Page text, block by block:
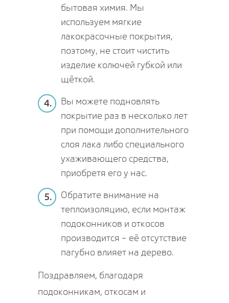
бытовая химия. Мы
используем мягкие
лакокрасочные покрытия,
поэтому, не стоит чистить
изделие колючей губкой или
щёткой.
4.
Вы можете подновлять
покрытие раз в несколько лет
при помощи дополнительного
слоя лака либо специального
ухаживающего средства,
приобретя его у нас.
5.
Обратите внимание на
теплоизоляцию, если монтаж
подоконников и откосов
производится – её отсутствие
пагубно влияет на дерево.
Поздравляем, благодаря
подоконникам, откосам и